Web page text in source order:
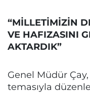
“MİLLETİMİZİN
VE HAFIZASINI
AKTARDIK”
Genel Müdür Çay,
temasıyla